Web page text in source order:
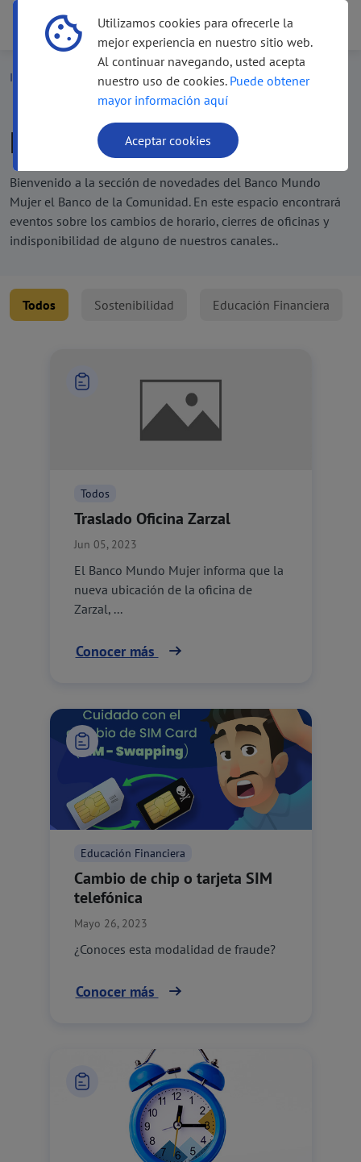
Inicio Novedades
Novedades
Bienvenido a la sección de novedades del Banco Mundo
Mujer el Banco de la Comunidad. En este espacio encontrará
eventos sobre los cambios de horario, cierres de oficinas y
indisponibilidad de alguno de nuestros canales..
Todos Sostenibilidad Educación Financiera
Todos
Traslado Oficina Zarzal
Jun 05, 2023
El Banco Mundo Mujer informa que la
nueva ubicación de la oficina de
Zarzal, ...
Conocer más
Educación Financiera
Cambio de chip o tarjeta SIM
telefónica
Mayo 26, 2023
¿Conoces esta modalidad de fraude?
Conocer más
Utilizamos cookies para ofrecerle la
mejor experiencia en nuestro sitio web.
Al continuar navegando, usted acepta
nuestro uso de cookies. Puede obtener
mayor información aquí
Aceptar cookies